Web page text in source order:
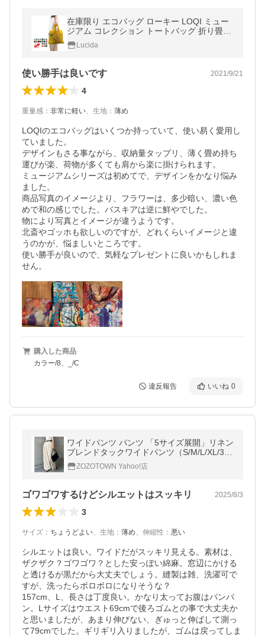
在庫限り エコバッグ ローキー LOQI ミュー
ジアム コレクション トートバッグ 折り畳み
マイバッグ 美術 絵画
Lucida
使い勝手は良いです 2021/9/21
4
重量感 ： 非常に軽い、 生地 ： 薄め
LOQIのエコバッグはいくつか持っていて、使い易く愛用し
ていました。
デザインもさる事ながら、収納量タップリ、薄く畳め持ち
運びが楽、荷物が多くても肩から楽に掛けられます。
ミュージアムシリーズは初めてで、デザインをかなり悩み
ました。
商品写真のイメージより、フラワーは、多少暗い、濃い色
めで和の感じでした。バスキアは逆に鮮やでした。
物により写真とイメージが違うようです。
北斎やゴッホも欲しいのですが、どれくらいイメージと違
うのかが、悩ましいところです。
使い勝手が良いので、気軽なプレゼントに良いかもしれま
せん。
購入した商品
カラー/8、_/C
違反報告 いいね 0
ワイドパンツ パンツ 「5サイズ展開」リネン
ブレンドタックワイドパンツ（S/M/L/XL/3
L） レディース
ZOZOTOWN Yahoo!店
ゴワゴワするけどシルエットはスッキリ 2025/8/3
3
サイズ ： ちょうどよい、 生地 ： 薄め、 伸縮性 ： 悪い
シルエットは良い。ワイドだがスッキリ見える。素材は、
ザクザク？ゴワゴワ？とした安っぽい綿麻。窓辺にかける
と透けるが黒だから大丈夫でしょう。縫製は雑、洗濯可で
すが、洗ったらボロボロになりそうな？
157cm、L、長さは丁度良い。かなり太ってお腹はパンパ
ン。Lサイズはウエスト69cmで後ろゴムとの事で大丈夫か
と思いましたが、あまり伸びない、ぎゅっと伸ばして測っ
て79cmでした。ギリギリ入りましたが、ゴムは戻ってしま